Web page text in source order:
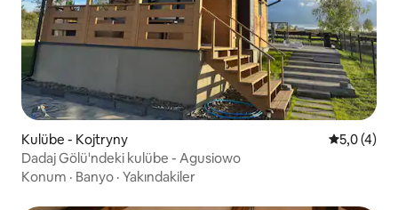
Kulübe - Kojtryny 55,0 (4)
Dadaj Gölü'ndeki kulübe - Agusiowo
Konum · Banyo · Yakındakiler